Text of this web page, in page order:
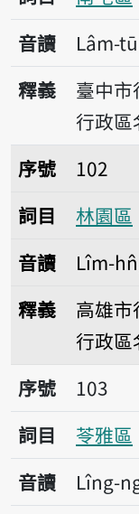
音讀
Lâm-
釋義
臺中
行政區
序號102林園區
序號
102
詞目
林園區
音讀
Lîm-
釋義
高雄
行政區
序號103苓雅區
序號
103
詞目
苓雅區
音讀
Lîng-